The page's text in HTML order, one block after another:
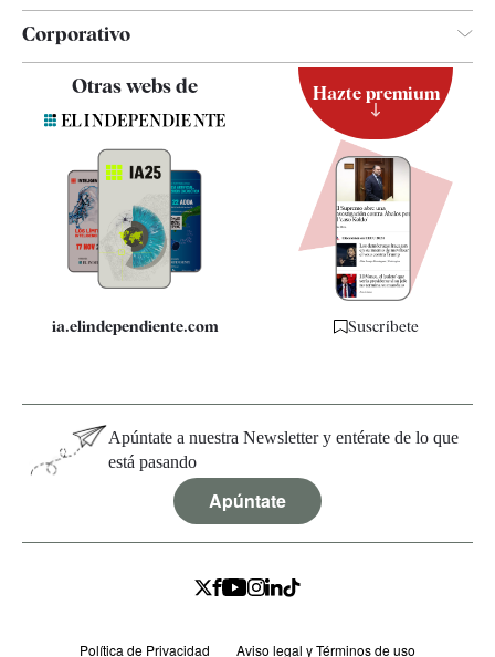
Corporativo
Quiénes somos
Especificaciones
Otras webs de
ia.elindependiente.com
Hazte premium
Suscríbete
Apúntate a nuestra Newsletter y entérate de lo que
está pasando
Apúntate
Política de Privacidad Aviso legal y Términos de uso